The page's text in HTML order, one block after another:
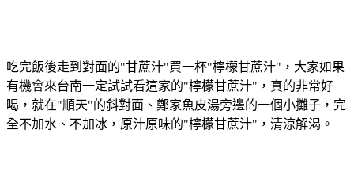
吃完飯後走到對面的"甘蔗汁"買一杯"檸檬甘蔗汁"，大家如果
有機會來台南一定試試看這家的"檸檬甘蔗汁"，真的非常好
喝，就在"順天"的斜對面、鄭家魚皮湯旁邊的一個小攤子，完
全不加水、不加冰，原汁原味的"檸檬甘蔗汁"，清涼解渴。